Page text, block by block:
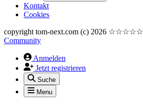
Kontakt
Cookies
copyright tom-next.com (c) 2026 ☆☆☆☆☆
Community
Anmelden
Jetzt registrieren
Suche
Menu